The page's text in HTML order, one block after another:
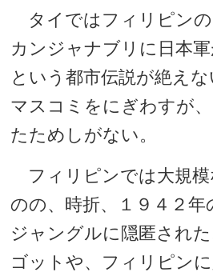
タイではフィリピンの
カンジャナブリに日本
という都市伝説が絶え
マスコミをにぎわすが
たためしがない。
フィリピンでは大規模
のの、時折、１９４２年
ジャングルに隠匿され
ゴットや、フィリピン